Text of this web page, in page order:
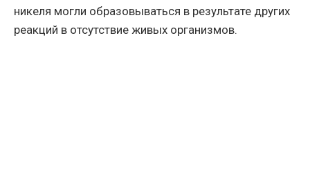
никеля могли образовываться в результате других
реакций в отсутствие живых организмов.